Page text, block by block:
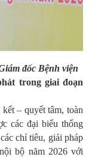
đốc Bệnh viện
trong giai đoạn
– quyết tâm, toàn
các đại biểu thống
chỉ tiêu, giải pháp
bộ năm 2026 với